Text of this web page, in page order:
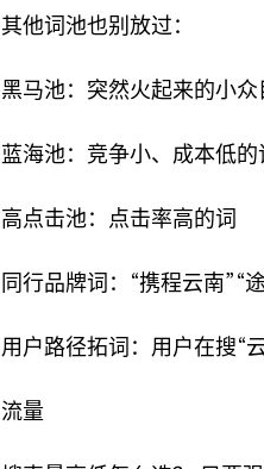
其他词池也别放过：
黑马池：突然火起来的小众
蓝海池：竞争小、成本低的
高点击池：点击率高的词
同行品牌词：“携程云南”“
用户路径拓词：用户在搜“
流量